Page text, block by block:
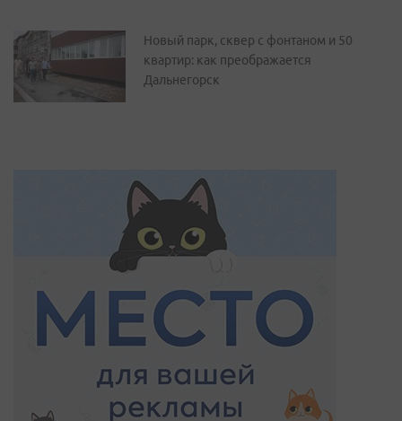
Новый парк, сквер с фонтаном и 50
квартир: как преображается
Дальнегорск